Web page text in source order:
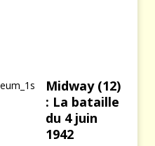
Midway (12)
: La bataille
du 4 juin
1942